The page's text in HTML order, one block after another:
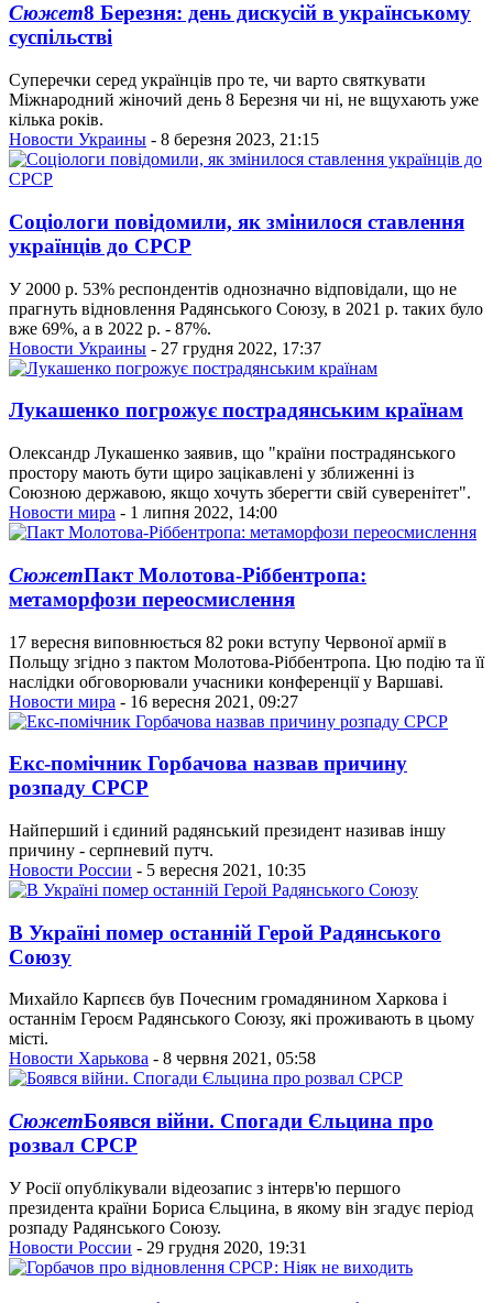
Сюжет8 Березня: день дискусій в українському
суспільстві
Суперечки серед українців про те, чи варто святкувати
Міжнародний жіночий день 8 Березня чи ні, не вщухають уже
кілька років.
Новости Украины - 8 березня 2023, 21:15
Соціологи повідомили, як змінилося ставлення
українців до СРСР
У 2000 р. 53% респондентів однозначно відповідали, що не
прагнуть відновлення Радянського Союзу, в 2021 р. таких було
вже 69%, а в 2022 р. - 87%.
Новости Украины - 27 грудня 2022, 17:37
Лукашенко погрожує пострадянським країнам
Олександр Лукашенко заявив, що "країни пострадянського
простору мають бути щиро зацікавлені у зближенні із
Союзною державою, якщо хочуть зберегти свій суверенітет".
Новости мира - 1 липня 2022, 14:00
СюжетПакт Молотова-Ріббентропа:
метаморфози переосмислення
17 вересня виповнюється 82 роки вступу Червоної армії в
Польщу згідно з пактом Молотова-Ріббентропа. Цю подію та її
наслідки обговорювали учасники конференції у Варшаві.
Новости мира - 16 вересня 2021, 09:27
Екс-помічник Горбачова назвав причину
розпаду СРСР
Найперший і єдиний радянський президент називав іншу
причину - серпневий путч.
Новости России - 5 вересня 2021, 10:35
В Україні помер останній Герой Радянського
Союзу
Михайло Карпєєв був Почесним громадянином Харкова і
останнім Героєм Радянського Союзу, які проживають в цьому
місті.
Новости Харькова - 8 червня 2021, 05:58
СюжетБоявся війни. Спогади Єльцина про
розвал СРСР
У Росії опублікували відеозапис з інтерв'ю першого
президента країни Бориса Єльцина, в якому він згадує період
розпаду Радянського Союзу.
Новости России - 29 грудня 2020, 19:31